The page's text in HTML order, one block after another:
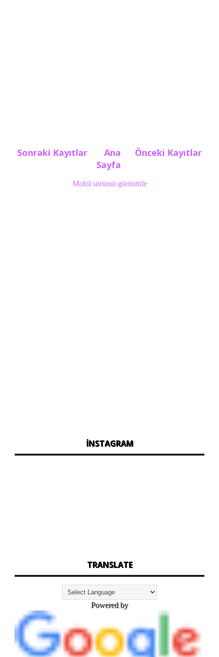
Sonraki Kayıtlar Önceki Kayıtlar
Ana
Sayfa
Mobil sürümü görüntüle
İNSTAGRAM
TRANSLATE
Powered by